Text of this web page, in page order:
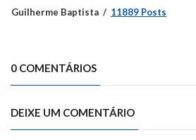
Guilherme Baptista 11889 Posts
0 COMENTÁRIOS
DEIXE UM COMENTÁRIO